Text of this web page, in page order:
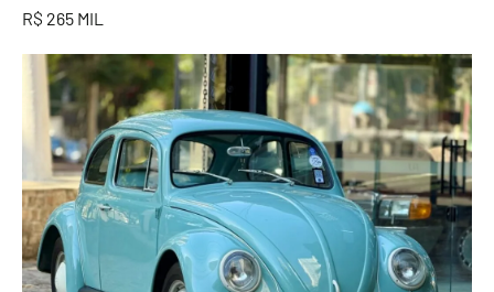
R$ 265 MIL